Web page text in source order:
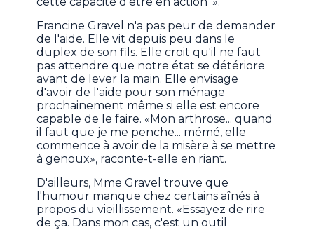
Francine Gravel n'a pas peur de demander
de l'aide. Elle vit depuis peu dans le
duplex de son fils. Elle croit qu'il ne faut
pas attendre que notre état se détériore
avant de lever la main. Elle envisage
d'avoir de l'aide pour son ménage
prochainement même si elle est encore
capable de le faire. «Mon arthrose... quand
il faut que je me penche... mémé, elle
commence à avoir de la misère à se mettre
à genoux», raconte-t-elle en riant.
D'ailleurs, Mme Gravel trouve que
l'humour manque chez certains aînés à
propos du vieillissement. «Essayez de rire
de ça. Dans mon cas, c'est un outil